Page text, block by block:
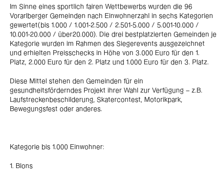
Im Sinne eines sportlich fairen Wettbewerbs wurden die 96
Vorarlberger Gemeinden nach Einwohnerzahl in sechs Kategorien
gewertet(bis 1.000 / 1.001-2.500 / 2.501-5.000 / 5.001-10.000 /
10.001-20.000 / über20.000). Die drei bestplatzierten Gemeinden je
Kategorie wurden im Rahmen des Siegerevents ausgezeichnet
und erhielten Preisschecks in Höhe von 3.000 Euro für den 1.
Platz, 2.000 Euro für den 2. Platz und 1.000 Euro für den 3. Platz.
Diese Mittel stehen den Gemeinden für ein
gesundheitsförderndes Projekt ihrer Wahl zur Verfügung – z.B.
Laufstreckenbeschilderung, Skatercontest, Motorikpark,
Bewegungsfest oder anderes.
Kategorie bis 1.000 Einwohner:
1. Blons